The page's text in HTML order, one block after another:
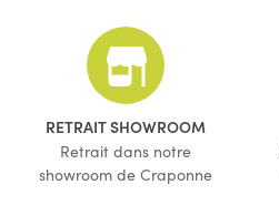
(3 avis)
RETRAIT SHOWROOM
Retrait dans notre
showroom de Craponne